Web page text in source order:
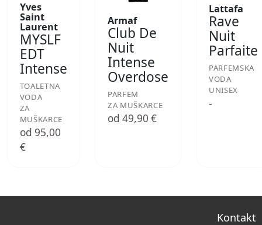
Yves
Saint
Laurent
MYSLF
EDT
Intense
TOALETNA
VODA
ZA
MUŠKARCE
od 95,00
€
Armaf
Club De
Nuit
Intense
Overdose
PARFEM
ZA MUŠKARCE
od 49,90 €
Lattafa
Rave
Nuit
Parfaite
PARFEMSKA
VODA
UNISEX
-
Kontakt